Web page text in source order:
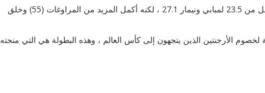
كان معدل تحويل تسديدات ميسي (14.9 في المائة) أقل من 23.5 لمبابي ونيمار 27.1 ، لكنه أكمل المزيد من المراوغات (55) وخلق
لخصوم الأرجنتين الذين يتجهون إلى كأس العالم ، وهذه البطولة هي التي منحته